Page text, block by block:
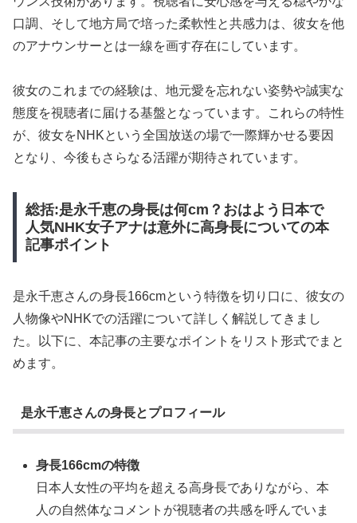
口調、そして地方局で培った柔軟性と共感力は、彼女を他
のアナウンサーとは一線を画す存在にしています。
彼女のこれまでの経験は、地元愛を忘れない姿勢や誠実な
態度を視聴者に届ける基盤となっています。これらの特性
が、彼女をNHKという全国放送の場で一際輝かせる要因
となり、今後もさらなる活躍が期待されています。
総括:是永千恵の身長は何cm？おはよう日本で
人気NHK女子アナは意外に高身長についての本
記事ポイント
是永千恵さんの身長166cmという特徴を切り口に、彼女の
人物像やNHKでの活躍について詳しく解説してきまし
た。以下に、本記事の主要なポイントをリスト形式でまと
めます。
是永千恵さんの身長とプロフィール
身長166cmの特徴
日本人女性の平均を超える高身長でありながら、本
人の自然体なコメントが視聴者の共感を呼んでいま